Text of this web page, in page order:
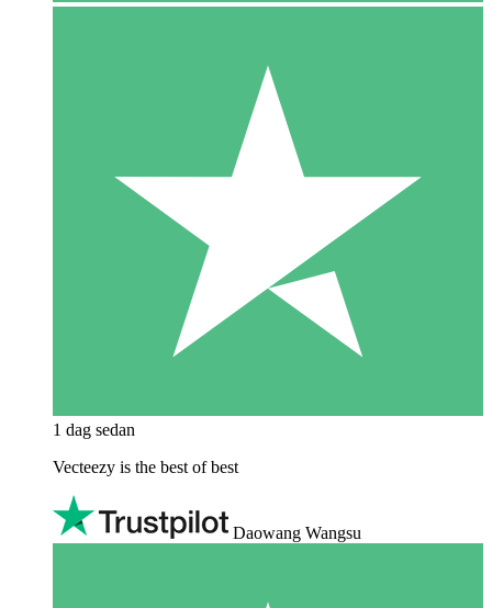
1 dag sedan
Vecteezy is the best of best
Daowang Wangsu